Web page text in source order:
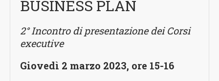
BUSINESS PLAN
2° Incontro di presentazione dei Corsi
executive
Giovedì 2 marzo 2023, ore 15-16